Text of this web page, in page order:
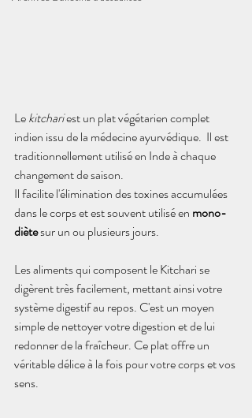
Le kitchari est un plat végétarien complet
indien issu de la médecine ayurvédique.  Il est
traditionnellement utilisé en Inde à chaque
changement de saison.
Il facilite l'élimination des toxines accumulées
dans le corps et est souvent utilisé en mono-
diète sur un ou plusieurs jours.
Les aliments qui composent le Kitchari se
digèrent très facilement, mettant ainsi votre
système digestif au repos. C'est un moyen
simple de nettoyer votre digestion et de lui
redonner de la fraîcheur. Ce plat offre un
véritable délice à la fois pour votre corps et vos
sens.